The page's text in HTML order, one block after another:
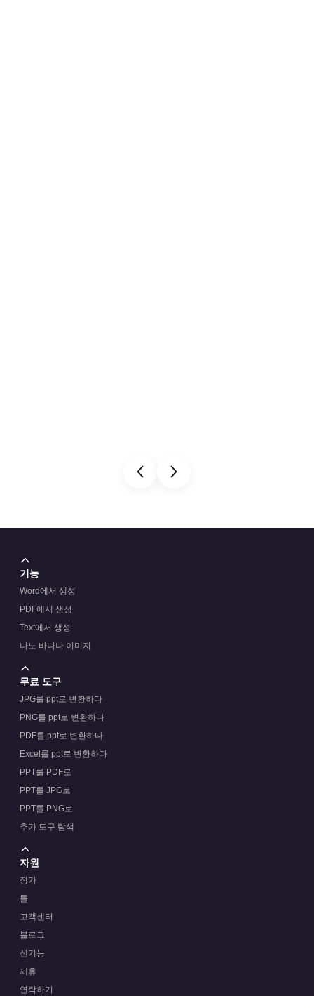
기능
Word에서 생성
PDF에서 생성
Text에서 생성
나노 바나나 이미지
무료 도구
JPG를 ppt로 변환하다
PNG를 ppt로 변환하다
PDF를 ppt로 변환하다
Excel를 ppt로 변환하다
PPT를 PDF로
PPT를 JPG로
PPT를 PNG로
추가 도구 탐색
자원
정가
틀
고객센터
블로그
신기능
제휴
연락하기